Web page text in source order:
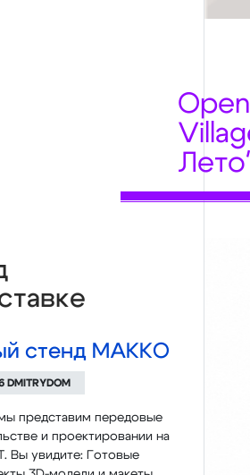
Open
стенд МАККО
представим передовые
и проектировании на
Вы увидите: Готовые